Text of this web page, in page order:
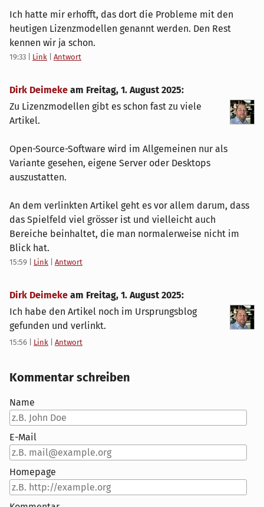
Ich hatte mir erhofft, das dort die Probleme mit den
heutigen Lizenzmodellen genannt werden. Den Rest
kennen wir ja schon.
19:33 Link Antwort
Dirk Deimeke am Freitag, 1. August 2025:
Zu Lizenzmodellen gibt es schon fast zu viele
Artikel.
Open-Source-Software wird im Allgemeinen nur als
Variante gesehen, eigene Server oder Desktops
auszustatten.
An dem verlinkten Artikel geht es vor allem darum, dass
das Spielfeld viel grösser ist und vielleicht auch
Bereiche beinhaltet, die man normalerweise nicht im
Blick hat.
15:59 Link Antwort
Dirk Deimeke am Freitag, 1. August 2025:
Ich habe den Artikel noch im Ursprungsblog
gefunden und verlinkt.
15:56 Link Antwort
Kommentar schreiben
Name
E-Mail
Homepage